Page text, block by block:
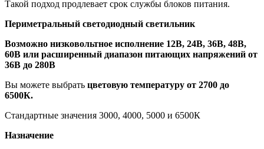
Такой подход продлевает срок службы блоков питания.
Периметральный светодиодный светильник
Возможно низковольтное исполнение 12В, 24В, 36В, 48В,
60В или расширенный диапазон питающих напряжений от
36В до 280В
Вы можете выбрать цветовую температуру от 2700 до
6500К.
Стандартные значения 3000, 4000, 5000 и 6500К
Назначение